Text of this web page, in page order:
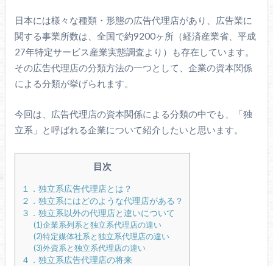
日本には様々な種類・形態の広告代理店があり、広告業に
関する事業所数は、全国で約9200ヶ所（経済産業省、平成
27年特定サービス産業実態調査より）も存在しています。
その広告代理店の分類方法の一つとして、企業の資本関係
による分類が挙げられます。
今回は、広告代理店の資本関係による分類の中でも、「独
立系」と呼ばれる企業について紹介したいと思います。
目次
１．独立系広告代理店とは？
２．独立系にはどのような代理店がある？
３．独立系以外の代理店と違いについて
(1)企業系列系と独立系代理店の違い
(2)特定媒体社系と独立系代理店の違い
(3)外資系と独立系代理店の違い
４．独立系広告代理店の将来